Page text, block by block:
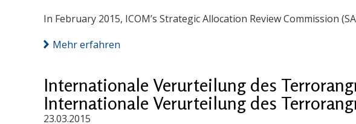
In February 2015, ICOM’s Strategic Allocation Review Commission
Mehr erfahren
Internationale Verurteilung des
Internationale Verurteilung des
23.03.2015